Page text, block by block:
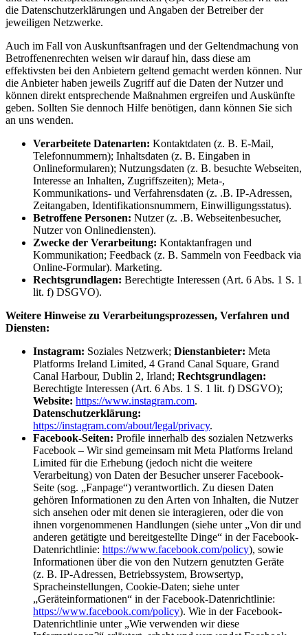
die Datenschutzerklärungen und Angaben der Betreiber der
jeweiligen Netzwerke.
Auch im Fall von Auskunftsanfragen und der Geltendmachung von
Betroffenenrechten weisen wir darauf hin, dass diese am
effektivsten bei den Anbietern geltend gemacht werden können. Nur
die Anbieter haben jeweils Zugriff auf die Daten der Nutzer und
können direkt entsprechende Maßnahmen ergreifen und Auskünfte
geben. Sollten Sie dennoch Hilfe benötigen, dann können Sie sich
an uns wenden.
Verarbeitete Datenarten: Kontaktdaten (z. B. E-Mail,
Telefonnummern); Inhaltsdaten (z. B. Eingaben in
Onlineformularen); Nutzungsdaten (z. B. besuchte Webseiten,
Interesse an Inhalten, Zugriffszeiten); Meta-,
Kommunikations- und Verfahrensdaten (z. .B. IP-Adressen,
Zeitangaben, Identifikationsnummern, Einwilligungsstatus).
Betroffene Personen: Nutzer (z. .B. Webseitenbesucher,
Nutzer von Onlinediensten).
Zwecke der Verarbeitung: Kontaktanfragen und
Kommunikation; Feedback (z. B. Sammeln von Feedback via
Online-Formular). Marketing.
Rechtsgrundlagen: Berechtigte Interessen (Art. 6 Abs. 1 S. 1
lit. f) DSGVO).
Weitere Hinweise zu Verarbeitungsprozessen, Verfahren und
Diensten:
Instagram: Soziales Netzwerk; Dienstanbieter: Meta
Platforms Ireland Limited, 4 Grand Canal Square, Grand
Canal Harbour, Dublin 2, Irland; Rechtsgrundlagen:
Berechtigte Interessen (Art. 6 Abs. 1 S. 1 lit. f) DSGVO);
Website: https://www.instagram.com.
Datenschutzerklärung:
https://instagram.com/about/legal/privacy.
Facebook-Seiten: Profile innerhalb des sozialen Netzwerks
Facebook – Wir sind gemeinsam mit Meta Platforms Ireland
Limited für die Erhebung (jedoch nicht die weitere
Verarbeitung) von Daten der Besucher unserer Facebook-
Seite (sog. „Fanpage“) verantwortlich. Zu diesen Daten
gehören Informationen zu den Arten von Inhalten, die Nutzer
sich ansehen oder mit denen sie interagieren, oder die von
ihnen vorgenommenen Handlungen (siehe unter „Von dir und
anderen getätigte und bereitgestellte Dinge“ in der Facebook-
Datenrichtlinie: https://www.facebook.com/policy), sowie
Informationen über die von den Nutzern genutzten Geräte
(z. B. IP-Adressen, Betriebssystem, Browsertyp,
Spracheinstellungen, Cookie-Daten; siehe unter
„Geräteinformationen“ in der Facebook-Datenrichtlinie:
https://www.facebook.com/policy). Wie in der Facebook-
Datenrichtlinie unter „Wie verwenden wir diese